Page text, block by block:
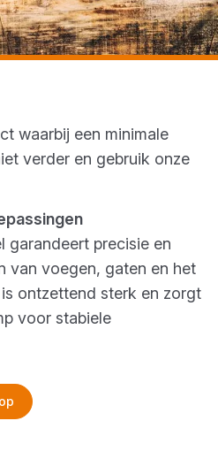
waarbij een minimale
verder en gebruik onze
garandeert precisie en
van voegen, gaten en het
ontzettend sterk en zorgt
voor stabiele